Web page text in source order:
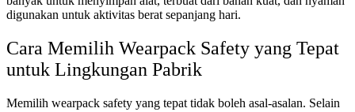
digunakan untuk aktivitas berat sepanjang hari.
Cara Memilih Wearpack Safety yang Tepat
untuk Lingkungan Pabrik
Memilih wearpack safety yang tepat tidak boleh asal-asalan. Selain